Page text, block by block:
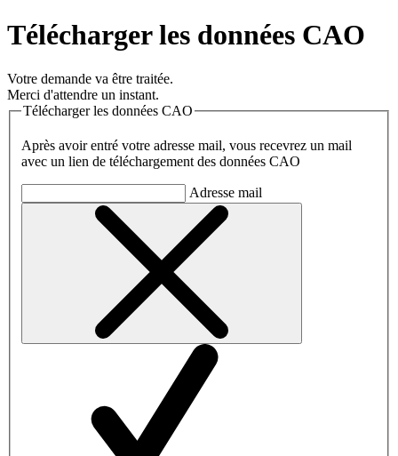
Télécharger les données CAO
Votre demande va être traitée.
Merci d'attendre un instant.
Télécharger les données CAO
Après avoir entré votre adresse mail, vous recevrez un mail
avec un lien de téléchargement des données CAO
Adresse mail